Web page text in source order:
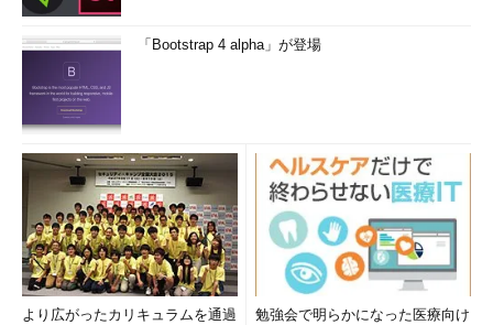
「Bootstrap 4 alpha」が登場
より広がったカリキュラムを通過
勉強会で明らかになった医療向け